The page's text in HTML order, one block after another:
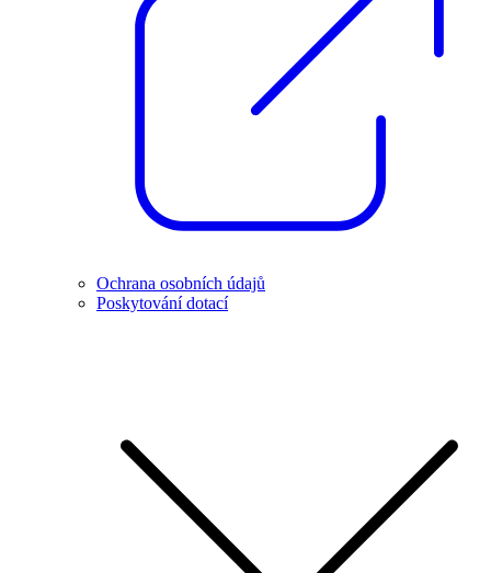
Ochrana osobních údajů
Poskytování dotací